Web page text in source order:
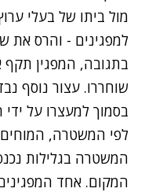
למפגינים - והרס את
בתגובה, המפגין
שוחררו. עצור נוסף
בסמוך למעצרו על
לפי המשטרה,
המשטרה בגלילות
המקום. אחד